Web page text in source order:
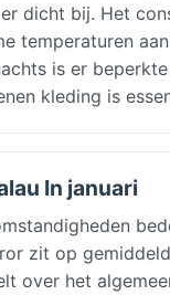
dicht bij. Het
temperaturen
is er
kleding is
In januari
zit op
over het